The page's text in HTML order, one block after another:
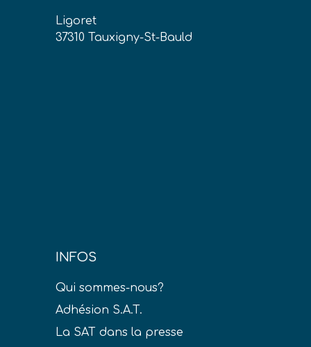
Ligoret
37310 Tauxigny-St-Bauld
INFOS
Qui sommes-nous?
Adhésion S.A.T.
La SAT dans la presse